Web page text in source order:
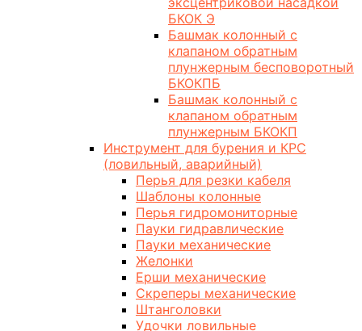
БКОК Э
Башмак колонный с
клапаном обратным
плунжерным бесповоротный
БКОКПБ
Башмак колонный с
клапаном обратным
плунжерным БКОКП
Инструмент для бурения и КРС
(ловильный, аварийный)
Перья для резки кабеля
Шаблоны колонные
Перья гидромониторные
Пауки гидравлические
Пауки механические
Желонки
Ерши механические
Скреперы механические
Штанголовки
Удочки ловильные